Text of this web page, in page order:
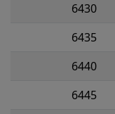
6430
6435
6440
6445